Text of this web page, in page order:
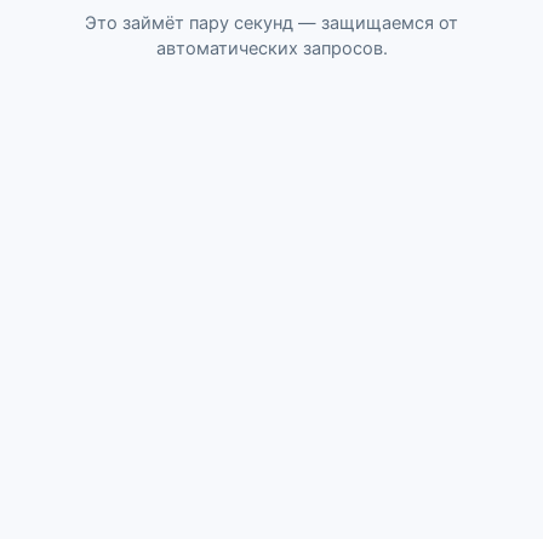
Это займёт пару секунд — защищаемся от
автоматических запросов.